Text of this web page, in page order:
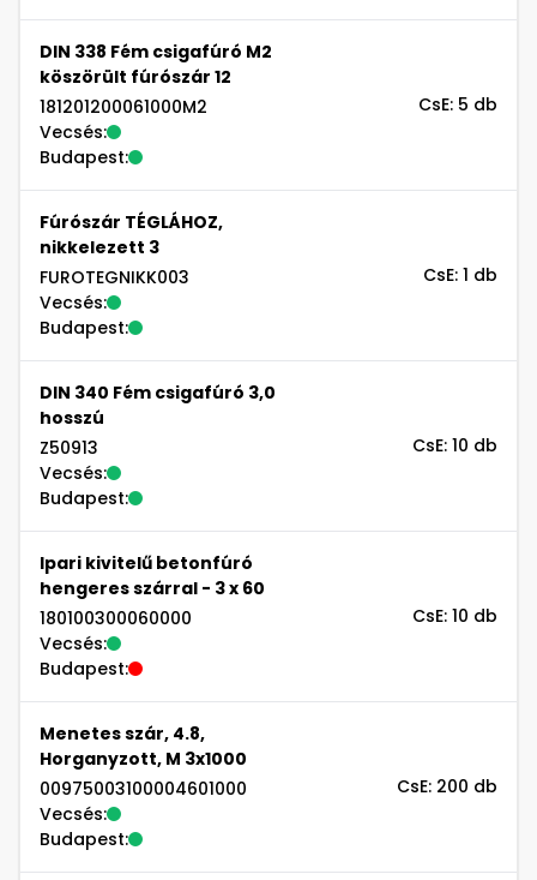
DIN 338 Fém csigafúró M2
köszörült fúrószár 12
181201200061000M2
Vecsés:
Budapest:
CsE: 5 db
Fúrószár TÉGLÁHOZ,
nikkelezett 3
FUROTEGNIKK003
Vecsés:
Budapest:
CsE: 1 db
DIN 340 Fém csigafúró 3,0
hosszú
Z50913
Vecsés:
Budapest:
CsE: 10 db
Ipari kivitelű betonfúró
hengeres szárral - 3 x 60
180100300060000
Vecsés:
Budapest:
CsE: 10 db
Menetes szár, 4.8,
Horganyzott, M 3x1000
00975003100004601000
Vecsés:
Budapest:
CsE: 200 db